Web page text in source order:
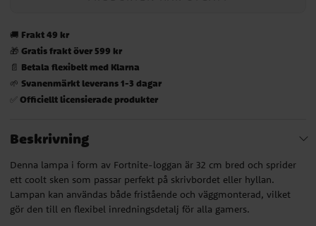
🚚 Frakt 49 kr
🎁 Gratis frakt över 599 kr
📄 Betala flexibelt med Klarna
🌱 Svanenmärkt leverans 1-3 dagar
✅ Officiellt licensierade produkter
Beskrivning
Denna lampa i form av Fortnite-loggan är 32 cm bred och sprider
ett coolt sken som passar perfekt på skrivbordet eller hyllan.
Lampan kan användas både fristående och väggmonterad, vilket
gör den till en flexibel inredningsdetalj för alla gamers.